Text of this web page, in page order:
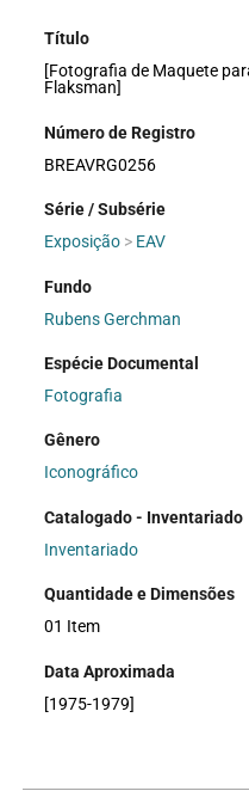
Título
[Fotografia de Maquete
Flaksman]
Número de Registro
BREAVRG0256
Série / Subsérie
Exposição > EAV
Fundo
Rubens Gerchman
Espécie Documental
Fotografia
Gênero
Iconográfico
Catalogado - Inventariado
Inventariado
Quantidade e Dimensões
01 Item
Data Aproximada
[1975-1979]